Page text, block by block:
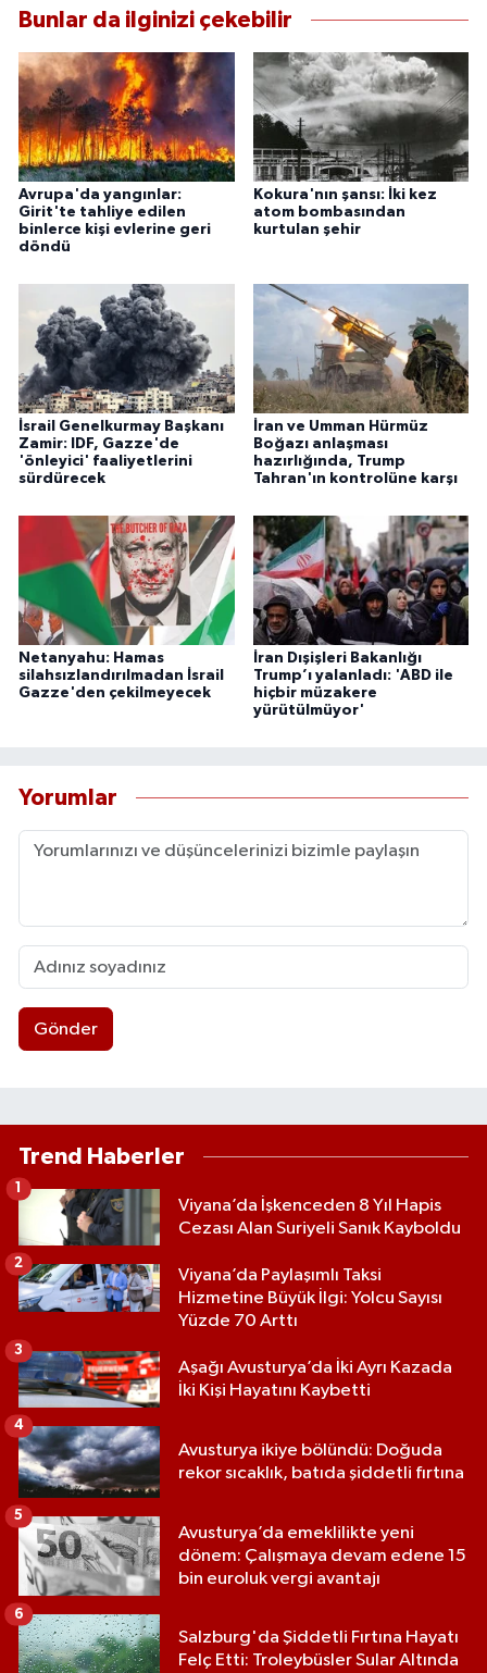
Bunlar da ilginizi çekebilir
Avrupa'da yangınlar:
Girit'te tahliye edilen
binlerce kişi evlerine geri
döndü
Kokura'nın şansı: İki kez
atom bombasından
kurtulan şehir
İsrail Genelkurmay Başkanı
Zamir: IDF, Gazze'de
'önleyici' faaliyetlerini
sürdürecek
İran ve Umman Hürmüz
Boğazı anlaşması
hazırlığında, Trump
Tahran'ın kontrolüne karşı
Netanyahu: Hamas
silahsızlandırılmadan İsrail
Gazze'den çekilmeyecek
İran Dışişleri Bakanlığı
Trump’ı yalanladı: 'ABD ile
hiçbir müzakere
yürütülmüyor'
Yorumlar
Gönder
Trend Haberler
Viyana’da İşkenceden 8 Yıl Hapis
Cezası Alan Suriyeli Sanık Kayboldu
1
Viyana’da Paylaşımlı Taksi
Hizmetine Büyük İlgi: Yolcu Sayısı
Yüzde 70 Arttı
2
Aşağı Avusturya’da İki Ayrı Kazada
İki Kişi Hayatını Kaybetti
3
Avusturya ikiye bölündü: Doğuda
rekor sıcaklık, batıda şiddetli fırtına
4
Avusturya’da emeklilikte yeni
dönem: Çalışmaya devam edene 15
bin euroluk vergi avantajı
5
Salzburg'da Şiddetli Fırtına Hayatı
Felç Etti: Troleybüsler Sular Altında
6